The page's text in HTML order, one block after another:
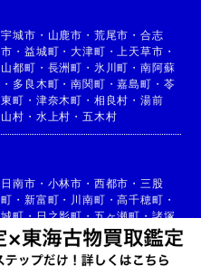
宇城市 ・ 山鹿市 ・ 荒尾市 ・ 合志
・ 益城町 ・大津町 ・ 上天草市 ・
山都町 ・ 長洲町 ・ 氷川町 ・ 南阿蘇
・ 多良木町 ・南関町 ・嘉島町 ・ 苓
町 ・ 津奈木町 ・ 相良村 ・ 湯前
村 ・ 水上村 ・ 五木村
日南市 ・ 小林市 ・ 西都市 ・ 三股
・ 新富町 ・ 川南町 ・高千穂町 ・
町・日之影町・五ヶ瀬町・諸塚